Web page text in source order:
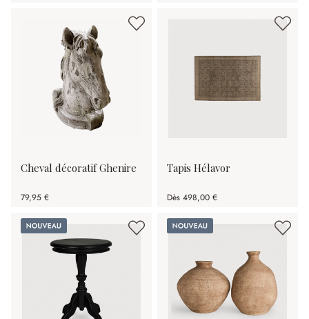
Cheval décoratif Ghenire
79,95 €
Tapis Hélavor
Dès 498,00 €
Nouveau Nouveau